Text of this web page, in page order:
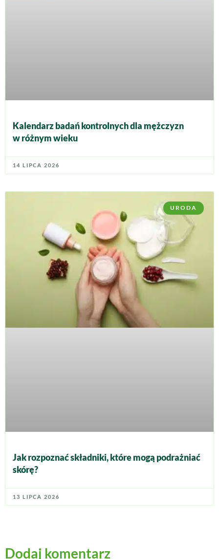
Kalendarz badań kontrolnych dla mężczyzn
w różnym wieku
14 LIPCA 2026
URODA
Jak rozpoznać składniki, które mogą podrażniać
skórę?
13 LIPCA 2026
Dodaj komentarz